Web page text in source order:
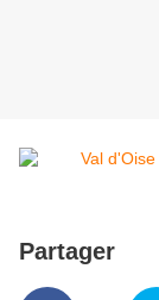
Partager